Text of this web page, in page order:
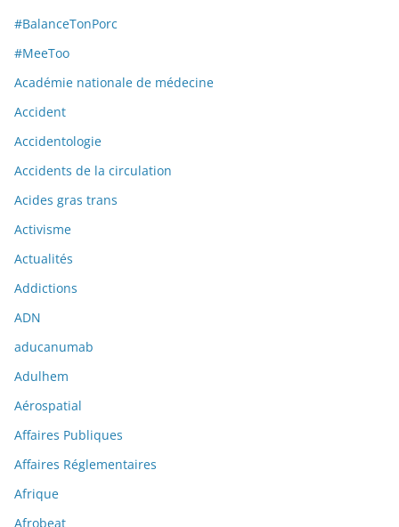
#BalanceTonPorc
#MeeToo
Académie nationale de médecine
Accident
Accidentologie
Accidents de la circulation
Acides gras trans
Activisme
Actualités
Addictions
ADN
aducanumab
Adulhem
Aérospatial
Affaires Publiques
Affaires Réglementaires
Afrique
Afrobeat